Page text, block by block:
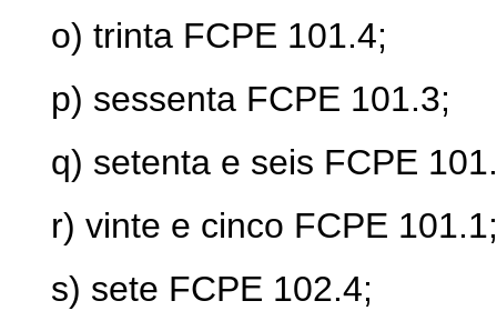
o) trinta FCPE 101.4;
p) sessenta FCPE 101.3;
q) setenta e seis FCPE
r) vinte e cinco FCPE 101.1;
s) sete FCPE 102.4;